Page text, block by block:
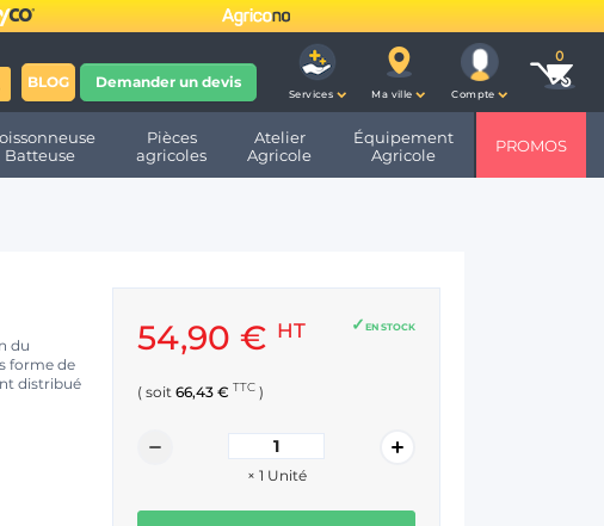
BLOG
Demander un devis
Services Ma ville Compte
Batteuse
Pièces
agricoles
Atelier
Agricole
Équipement
Agricole
PROMOS
du
forme de
distribué
EN STOCK
54,90 € HT
( soit 66,43 € TTC )
× 1 Unité